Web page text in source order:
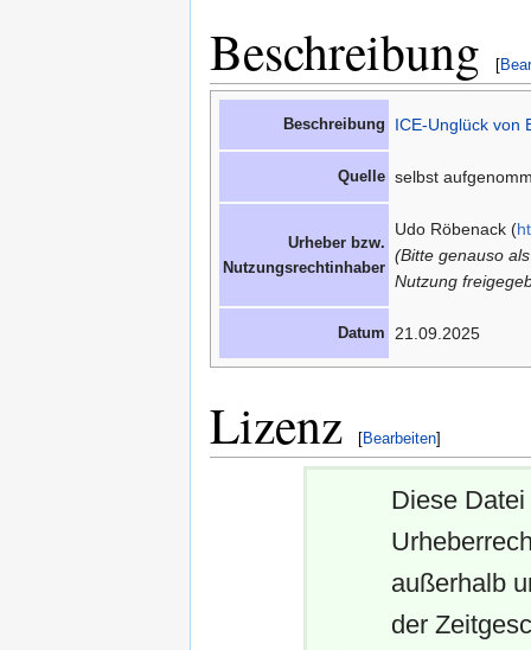
Beschreibung [
Beschreibung ICE-Unglück von
Quelle selbst
Urheber bzw.
Nutzungsrechtinhaber
Udo Röbenack (
(Bitte genauso
Nutzung
Datum 21.09.2025
Lizenz [Bearbeiten]
Diese
außerhalb
der